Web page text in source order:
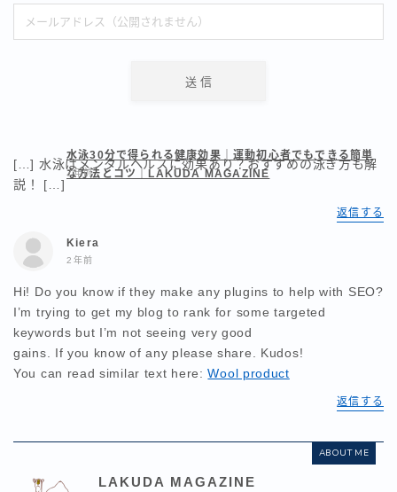
水泳30分で得られる健康効果｜運動初心者でもできる簡単
な方法とコツ｜LAKUDA MAGAZINE
2年前
[…] 水泳はメンタルヘルスに効果あり？おすすめの泳ぎ方も解
説！ […]
返信する
Kiera
2年前
Hi! Do you know if they make any plugins to help with SEO?
I’m trying to get my blog to rank for some targeted
keywords but I’m not seeing very good
gains. If you know of any please share. Kudos!
You can read similar text here:Wool product
返信する
ABOUT ME
LAKUDA MAGAZINE